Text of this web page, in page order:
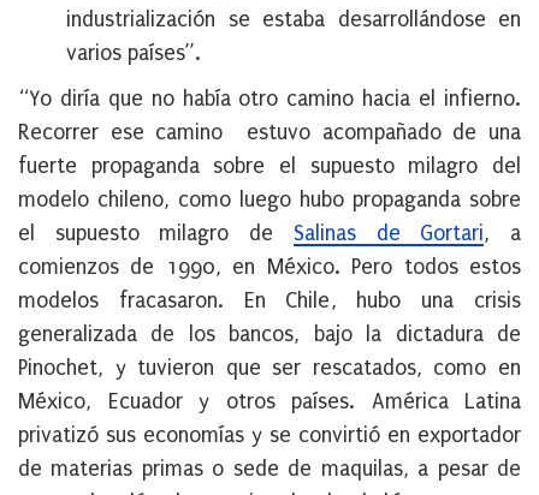
industrialización se estaba desarrollándose en
varios países”.
“Yo diría que no había otro camino hacia el infierno.
Recorrer ese camino estuvo acompañado de una
fuerte propaganda sobre el supuesto milagro del
modelo chileno, como luego hubo propaganda sobre
el supuesto milagro de Salinas de Gortari, a
comienzos de 1990, en México. Pero todos estos
modelos fracasaron. En Chile, hubo una crisis
generalizada de los bancos, bajo la dictadura de
Pinochet, y tuvieron que ser rescatados, como en
México, Ecuador y otros países. América Latina
privatizó sus economías y se convirtió en exportador
de materias primas o sede de maquilas, a pesar de